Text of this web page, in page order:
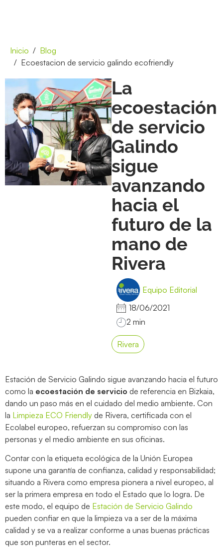
Inicio
Blog
Ecoestacion de servicio galindo ecofriendly
La
ecoestación
de servicio
Galindo
sigue
avanzando
hacia el
futuro de la
mano de
Rivera
Equipo Editorial
18/06/2021
Rivera
Estación de Servicio Galindo sigue avanzando hacia el futuro
como la ecoestación de servicio de referencia en Bizkaia,
dando un paso más en el cuidado del medio ambiente. Con
la Limpieza ECO Friendly de Rivera, certificada con el
Ecolabel europeo, refuerzan su compromiso con las
personas y el medio ambiente en sus oficinas.
Contar con la etiqueta ecológica de la Unión Europea
supone una garantía de confianza, calidad y responsabilidad;
situando a Rivera como empresa pionera a nivel europeo, al
ser la primera empresa en todo el Estado que lo logra. De
este modo, el equipo de Estación de Servicio Galindo
pueden confiar en que la limpieza va a ser de la máxima
calidad y se va a realizar conforme a unas buenas prácticas
que son punteras en el sector.